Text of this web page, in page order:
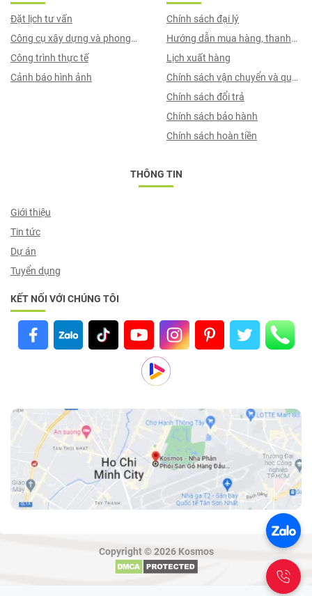
Đặt lịch tư vấn
Công cụ xây dựng và phong
thuỷ
Công trình thực tế
Cảnh báo hình ảnh
Chính sách đại lý
Hướng dẫn mua hàng, thanh
toán, quy trình ký hợp đồng
Lịch xuất hàng
Chính sách vận chuyển và quy
trình giao nhận
Chính sách đổi trả
Chính sách bảo hành
Chính sách hoàn tiền
THÔNG TIN
Giới thiệu
Tin tức
Dự án
Tuyển dụng
KẾT NỐI VỚI CHÚNG TÔI
Copyright © 2026 Kosmos